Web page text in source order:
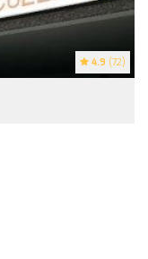
4.9 (72)